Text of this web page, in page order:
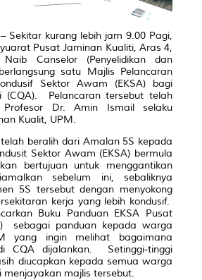
Sekitar kurang lebih jam 9.00 Pagi,
Pusat Jaminan Kualiti, Aras 4,
Canselor (Penyelidikan dan
satu Majlis Pelancaran
Sektor Awam (EKSA) bagi
(CQA). Pelancaran tersebut telah
Profesor Dr. Amin Ismail selaku
Kualit, UPM.
beralih dari Amalan 5S kepada
Sektor Awam (EKSA) bermula
bertujuan untuk menggantikan
sebelum ini, sebaliknya
5S tersebut dengan menyokong
kerja yang lebih kondusif.
Buku Panduan EKSA Pusat
sebagai panduan kepada warga
yang ingin melihat bagaimana
CQA dijalankan. Setinggi-tinggi
diucapkan kepada semua warga
menjayakan majlis tersebut.